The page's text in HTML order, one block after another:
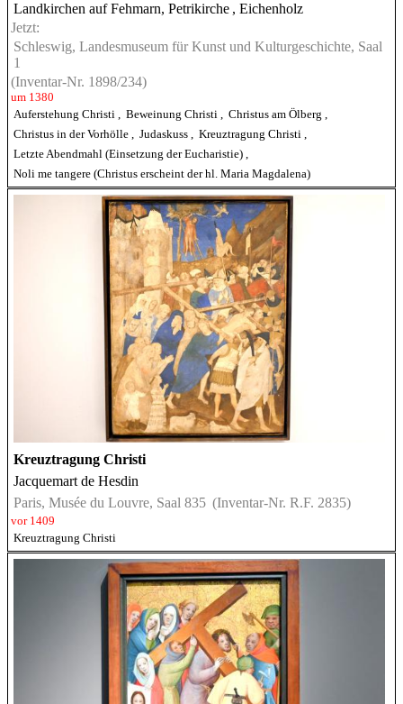
Landkirchen auf Fehmarn, Petrikirche , Eichenholz
Jetzt:
Schleswig, Landesmuseum für Kunst und Kulturgeschichte, Saal
1
(Inventar-Nr. 1898/234)
um 1380
Auferstehung Christi , Beweinung Christi , Christus am Ölberg ,
Christus in der Vorhölle , Judaskuss , Kreuztragung Christi ,
Letzte Abendmahl (Einsetzung der Eucharistie) ,
Noli me tangere (Christus erscheint der hl. Maria Magdalena)
Kreuztragung Christi
Jacquemart de Hesdin
Paris, Musée du Louvre, Saal 835 (Inventar-Nr. R.F. 2835)
vor 1409
Kreuztragung Christi